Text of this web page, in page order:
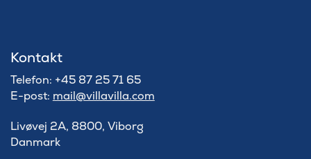
Kontakt
Telefon: +45 87 25 71 65
E-post: mail@villavilla.com
Livøvej 2A, 8800, Viborg
Danmark